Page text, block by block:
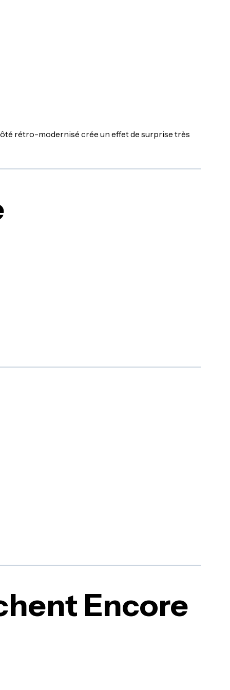
rétro-modernisé crée un effet de surprise très
Encore